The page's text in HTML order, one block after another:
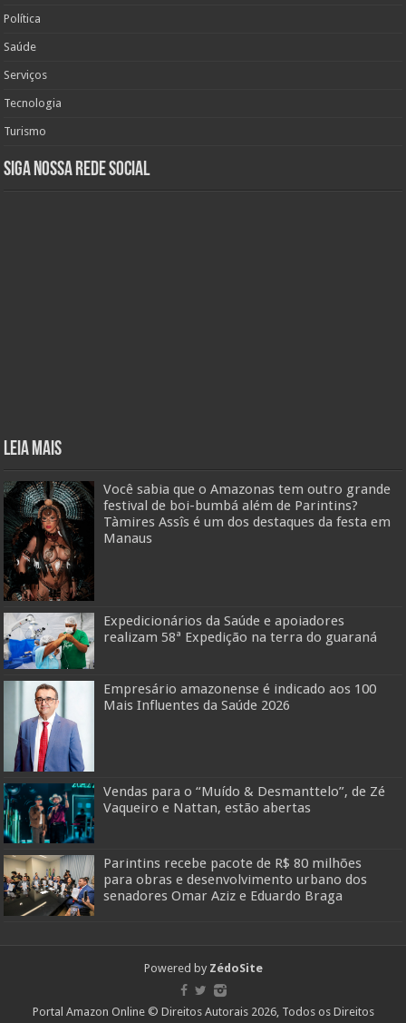
Política
Saúde
Serviços
Tecnologia
Turismo
Siga nossa rede social
Leia mais
Você sabia que o Amazonas tem outro grande
festival de boi-bumbá além de Parintins?
Tàmires Assîs é um dos destaques da festa em
Manaus
Expedicionários da Saúde e apoiadores
realizam 58ª Expedição na terra do guaraná
Empresário amazonense é indicado aos 100
Mais Influentes da Saúde 2026
Vendas para o “Muído & Desmanttelo”, de Zé
Vaqueiro e Nattan, estão abertas
Parintins recebe pacote de R$ 80 milhões
para obras e desenvolvimento urbano dos
senadores Omar Aziz e Eduardo Braga
Powered by ZédoSite
Portal Amazon Online © Direitos Autorais 2026, Todos os Direitos